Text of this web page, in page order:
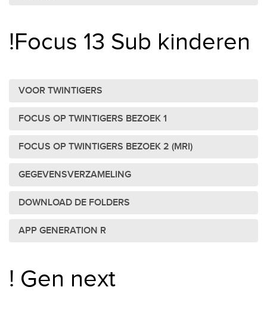
!Focus 13 Sub kinderen
VOOR TWINTIGERS
FOCUS OP TWINTIGERS BEZOEK 1
FOCUS OP TWINTIGERS BEZOEK 2 (MRI)
GEGEVENSVERZAMELING
DOWNLOAD DE FOLDERS
APP GENERATION R
! Gen next